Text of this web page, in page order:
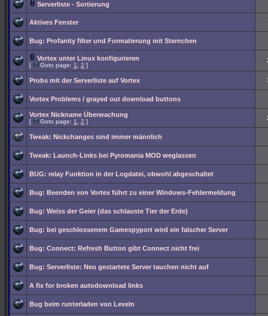
Serverliste - Sortierung
Aktives Fenster
Bug: Profanity filter und Formatierung mit Sternchen
Vortex unter Linux konfigurieren
[ Goto page: 1 2 ]
Probs mit der Serverliste auf Vortex
Vortex Problems / grayed out download buttons
Vortex Nickname Überwachung
[ Goto page: 1 2 ]
Tweak: Nickchanges sind immer männlich
Tweak: Launch-Links bei Pyromania MOD weglassen
BUG: relay Funktion in der Logdatei, obwohl abgeschaltet
Bug: Beenden von Vortex führt zu einer Windows-Fehlermeldung
Bug: Weiss der Geier (das schlauste Tier der Erde)
Bug: bei geschlossenem Gamespyport wird ein falscher Server
Bug: Connect: Refresh Button gibt Connect nicht frei
Bug: Serverliste: Neu gestartete Server tauchen nicht auf
A fix for broken autodownload links
Bug beim runterladen von Leveln